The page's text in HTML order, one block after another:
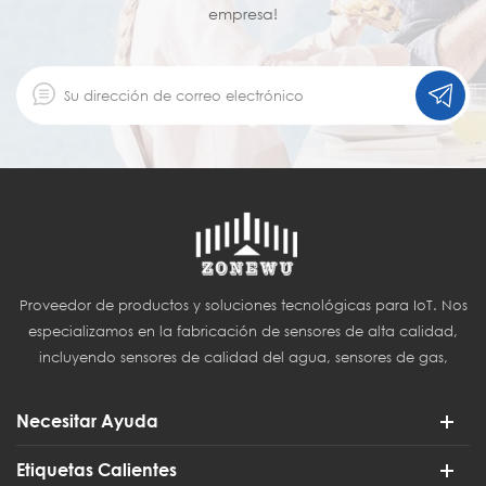
28 V, compatible con diversas fuentes de alimentación
in situ, y puede funcionar de forma estable en entornos
industriales hostiles con un rango de temperatura de -20
°C a 50 °C y una humedad relativa del 15 % al 90 %.
Ofrece una rápida actualización de datos de 1
segundo y una alta resolución de 1 ppm, además de
una alta capacidad antiinterferencias y un bajo
consumo de energía. Se aplica ampliamente en
manufacturera y monitoreo de interiores, y es una
solución confiable de detección de ozono.
empresa!
Proveedor de productos y soluciones tecnológicas para IoT. Nos
especializamos en la fabricación de sensores de alta calidad,
incluyendo sensores de calidad del agua, sensores de gas,
Necesitar Ayuda
Etiquetas Calientes